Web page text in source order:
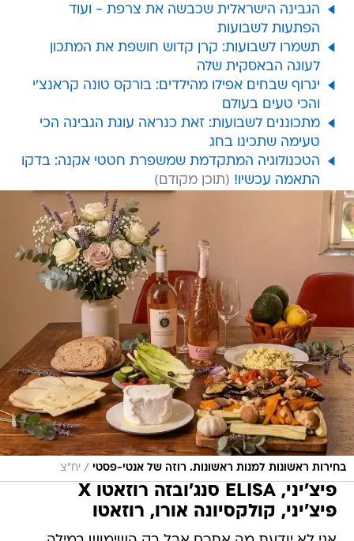
הגבינה הישראלית שכבשה את צרפת - ועוד
הפתעות לשבועות
תשמרו לשבועות: קרן קדוש חושפת את המתכון
לעוגה הבאסקית שלה
יגרוף שבחים אפילו מהילדים: בורקס טונה קראנצ'י
והכי טעים בעולם
מתכוננים לשבועות: זאת כנראה עוגת הגבינה הכי
טעימה שתכינו בחג
הטכנולוגיה המתקדמת שמשפרת חטטי אקנה: בדקו
התאמה עכשיו!
בחירות ראשונות למנות ראשונות. רוזה של אנטי-פסטי / יח"צ
פיצ'יני, ELISA סנג'ובזה רוזאטו X
פיצ'יני, קולקסיונה אורו, רוזאטו